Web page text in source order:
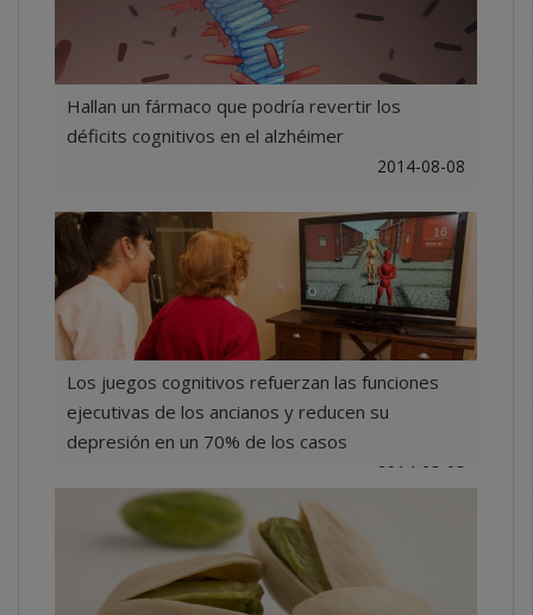
Hallan un fármaco que podría revertir los
déficits cognitivos en el alzhéimer
2014-08-08
Los juegos cognitivos refuerzan las funciones
ejecutivas de los ancianos y reducen su
depresión en un 70% de los casos
2014-08-08